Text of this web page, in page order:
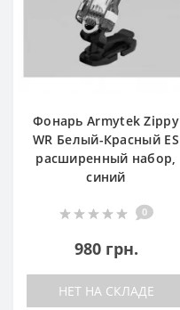
Фонарь Armytek Zippy
WR Белый-Красный ES
расширенный набор,
синий
0
980 грн.
НЕТ НА СКЛАДЕ